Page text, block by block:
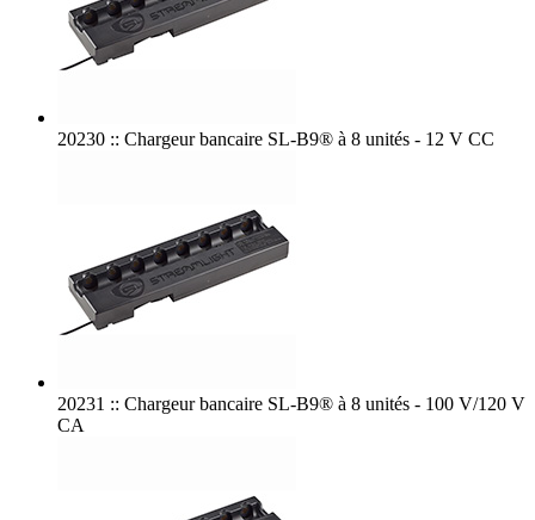
20230 :: Chargeur bancaire SL-B9® à 8 unités - 12 V CC
20231 :: Chargeur bancaire SL-B9® à 8 unités - 100 V/120 V
CA